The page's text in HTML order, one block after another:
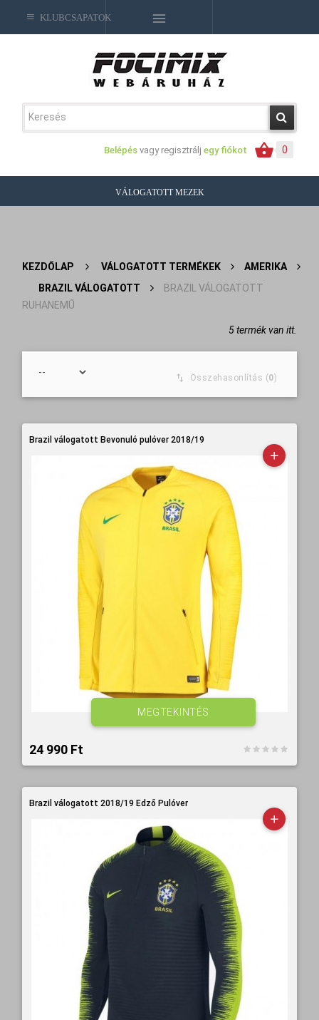
0
Belépés vagy regisztrálj egy fiókot
KLUBCSAPATOK
VÁLOGATOTT MEZEK
KEZDŐLAP > VÁLOGATOTT TERMÉKEK >
AMERIKA
BRAZIL VÁLOGATOTT >
BRAZIL VÁLOGATOTT
RUHANEMŰ
5 termék van itt.
Összehasonlítás (0)
Brazil válogatott Bevonuló pulóver 2018/19
24 990 Ft‎
MEGTEKINTÉS
Brazil válogatott 2018/19 Edző Pulóver